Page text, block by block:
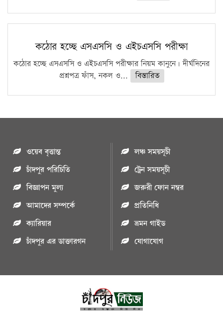
কঠোর হচ্ছে এসএসসি ও এইচএসসি পরীক্ষা
কঠোর হচ্ছে এসএসসি ও এইচএসসি পরীক্ষার নিয়ম কানুনে। দীর্ঘদিনের
প্রশ্নপত্র ফাঁস, নকল ও...
বিস্তারিত
ওয়েব বৃত্তান্ত
চাঁদপুর পরিচিতি
বিজ্ঞাপন মুল্য
আমাদের সম্পর্কে
ক্যারিয়ার
চাঁদপুর এর ডাক্তারগন
লঞ্চ সময়সূচী
ট্রেন সময়সূচী
জরুরী ফোন নম্বর
প্রতিনিধি
ভ্রমন গাইড
যোগাযোগ